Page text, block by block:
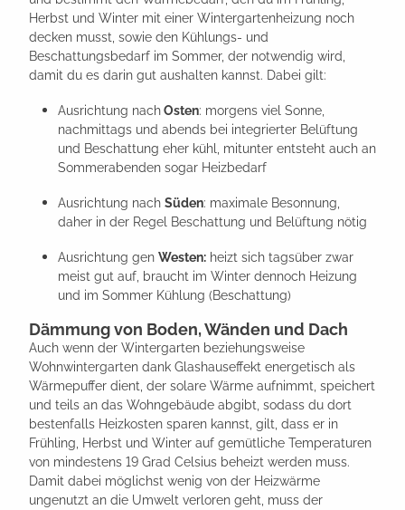
Herbst und Winter mit einer Wintergartenheizung noch
decken musst, sowie den Kühlungs- und
Beschattungsbedarf im Sommer, der notwendig wird,
damit du es darin gut aushalten kannst. Dabei gilt:
Ausrichtung nachOsten: morgens viel Sonne,
nachmittags und abends bei integrierter Belüftung
und Beschattung eher kühl, mitunter entsteht auch an
Sommerabenden sogar Heizbedarf
Ausrichtung nach Süden: maximale Besonnung,
daher in der Regel Beschattung und Belüftung nötig
Ausrichtung gen Westen: heizt sich tagsüber zwar
meist gut auf, braucht im Winter dennoch Heizung
und im Sommer Kühlung (Beschattung)
Dämmung von Boden, Wänden und Dach
Auch wenn der Wintergarten beziehungsweise
Wohnwintergarten dank Glashauseffekt energetisch als
Wärmepuffer dient, der solare Wärme aufnimmt, speichert
und teils an das Wohngebäude abgibt, sodass du dort
bestenfalls Heizkosten sparen kannst, gilt, dass er in
Frühling, Herbst und Winter auf gemütliche Temperaturen
von mindestens 19 Grad Celsius beheizt werden muss.
Damit dabei möglichst wenig von der Heizwärme
ungenutzt an die Umwelt verloren geht, muss der